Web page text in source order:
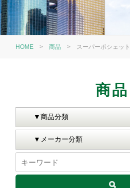
HOME >商品 > スーパーポシェット
商品